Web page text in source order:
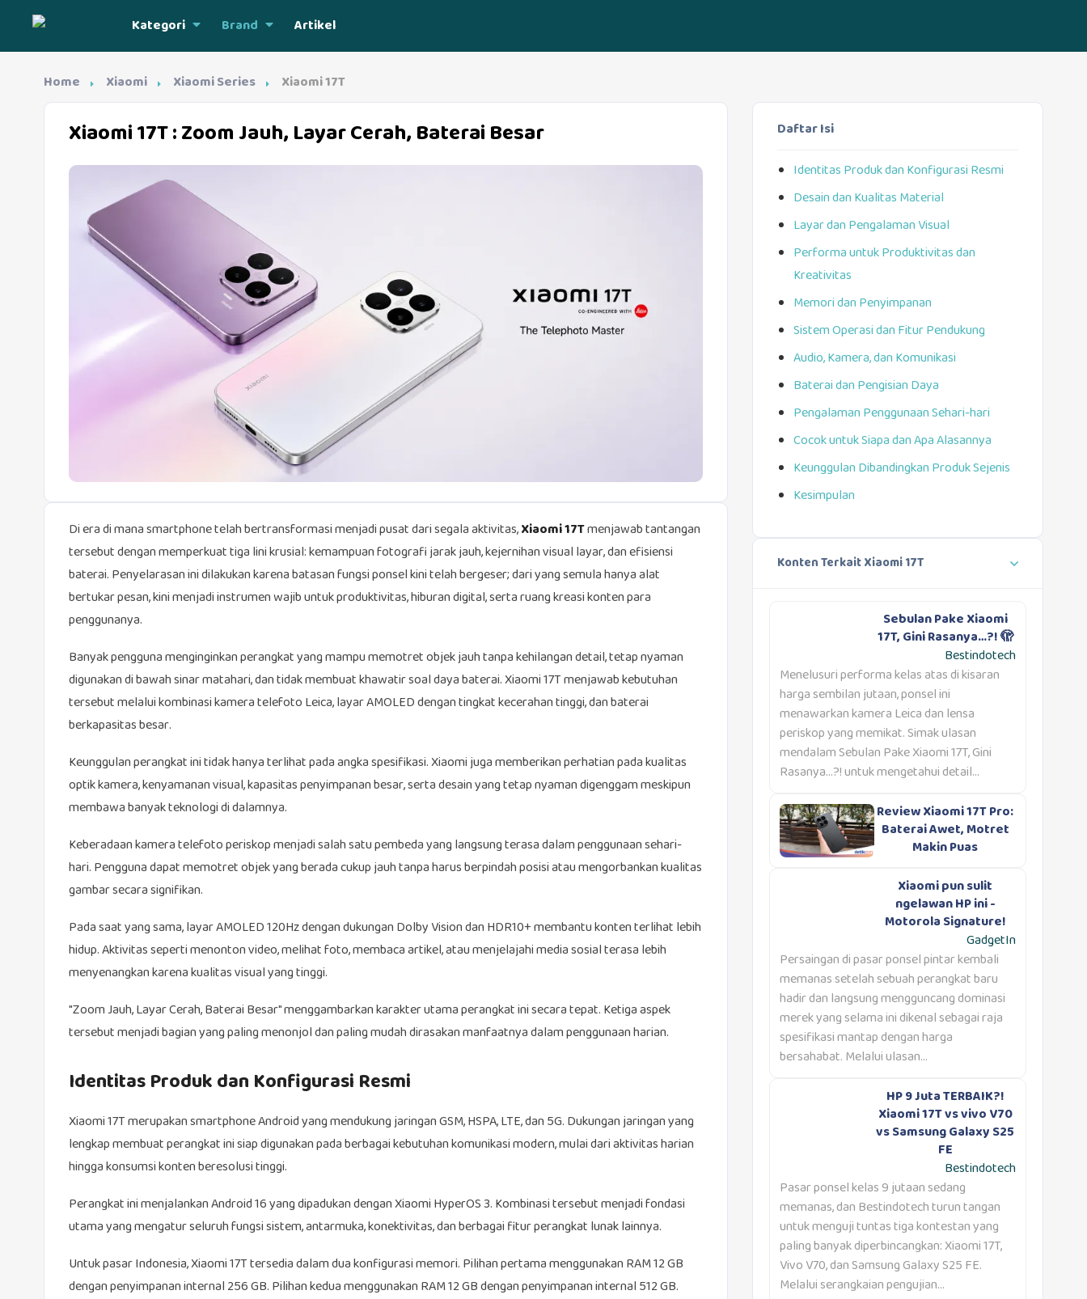
Kategori Brand Artikel
Home Xiaomi Xiaomi Series Xiaomi 17T
Xiaomi 17T: Zoom Jauh, Layar Cerah, Baterai Besar
Di era di mana smartphone telah bertransformasi menjadi pusat dari segala aktivitas,Xiaomi 17Tmenjawab tantangan
tersebut dengan memperkuat tiga lini krusial: kemampuan fotografi jarak jauh, kejernihan visual layar, dan efisiensi
baterai. Penyelarasan ini dilakukan karena batasan fungsi ponsel kini telah bergeser; dari yang semula hanya alat
bertukar pesan, kini menjadi instrumen wajib untuk produktivitas, hiburan digital, serta ruang kreasi konten para
penggunanya.
Banyak pengguna menginginkan perangkat yang mampu memotret objek jauh tanpa kehilangan detail, tetap nyaman
digunakan di bawah sinar matahari, dan tidak membuat khawatir soal daya baterai. Xiaomi 17T menjawab kebutuhan
tersebut melalui kombinasi kamera telefoto Leica, layar AMOLED dengan tingkat kecerahan tinggi, dan baterai
berkapasitas besar.
Keunggulan perangkat ini tidak hanya terlihat pada angka spesifikasi. Xiaomi juga memberikan perhatian pada kualitas
optik kamera, kenyamanan visual, kapasitas penyimpanan besar, serta desain yang tetap nyaman digenggam meskipun
membawa banyak teknologi di dalamnya.
Keberadaan kamera telefoto periskop menjadi salah satu pembeda yang langsung terasa dalam penggunaan sehari-
hari. Pengguna dapat memotret objek yang berada cukup jauh tanpa harus berpindah posisi atau mengorbankan kualitas
gambar secara signifikan.
Pada saat yang sama, layar AMOLED 120Hz dengan dukungan Dolby Vision dan HDR10+ membantu konten terlihat lebih
hidup. Aktivitas seperti menonton video, melihat foto, membaca artikel, atau menjelajahi media sosial terasa lebih
menyenangkan karena kualitas visual yang tinggi.
"Zoom Jauh, Layar Cerah, Baterai Besar" menggambarkan karakter utama perangkat ini secara tepat. Ketiga aspek
tersebut menjadi bagian yang paling menonjol dan paling mudah dirasakan manfaatnya dalam penggunaan harian.
Identitas Produk dan Konfigurasi Resmi
Xiaomi 17T merupakan smartphone Android yang mendukung jaringan GSM, HSPA, LTE, dan 5G. Dukungan jaringan yang
lengkap membuat perangkat ini siap digunakan pada berbagai kebutuhan komunikasi modern, mulai dari aktivitas harian
hingga konsumsi konten beresolusi tinggi.
Perangkat ini menjalankan Android 16 yang dipadukan dengan Xiaomi HyperOS 3. Kombinasi tersebut menjadi fondasi
utama yang mengatur seluruh fungsi sistem, antarmuka, konektivitas, dan berbagai fitur perangkat lunak lainnya.
Untuk pasar Indonesia, Xiaomi 17T tersedia dalam dua konfigurasi memori. Pilihan pertama menggunakan RAM 12 GB
dengan penyimpanan internal 256 GB. Pilihan kedua menggunakan RAM 12 GB dengan penyimpanan internal 512 GB.
Daftar Isi
Identitas Produk dan Konfigurasi Resmi
Desain dan Kualitas Material
Layar dan Pengalaman Visual
Performa untuk Produktivitas dan
Kreativitas
Memori dan Penyimpanan
Sistem Operasi dan Fitur Pendukung
Audio, Kamera, dan Komunikasi
Baterai dan Pengisian Daya
Pengalaman Penggunaan Sehari-hari
Cocok untuk Siapa dan Apa Alasannya
Keunggulan Dibandingkan Produk Sejenis
Kesimpulan
Konten Terkait Xiaomi 17T
Sebulan Pake Xiaomi
17T, Gini Rasanya…?! 🫣
Bestindotech
Menelusuri performa kelas atas di kisaran
harga sembilan jutaan, ponsel ini
menawarkan kamera Leica dan lensa
periskop yang memikat. Simak ulasan
mendalam Sebulan Pake Xiaomi 17T, Gini
Rasanya…?! untuk mengetahui detail...
Review Xiaomi 17T Pro:
Baterai Awet, Motret
Makin Puas
Xiaomi pun sulit
ngelawan HP ini -
Motorola Signature!
GadgetIn
Persaingan di pasar ponsel pintar kembali
memanas setelah sebuah perangkat baru
hadir dan langsung mengguncang dominasi
merek yang selama ini dikenal sebagai raja
spesifikasi mantap dengan harga
bersahabat. Melalui ulasan...
HP 9 Juta TERBAIK?!
Xiaomi 17T vs vivo V70
vs Samsung Galaxy S25
FE
Bestindotech
Pasar ponsel kelas 9 jutaan sedang
memanas, dan Bestindotech turun tangan
untuk menguji tuntas tiga kontestan yang
paling banyak diperbincangkan: Xiaomi 17T,
Vivo V70, dan Samsung Galaxy S25 FE.
Melalui serangkaian pengujian...